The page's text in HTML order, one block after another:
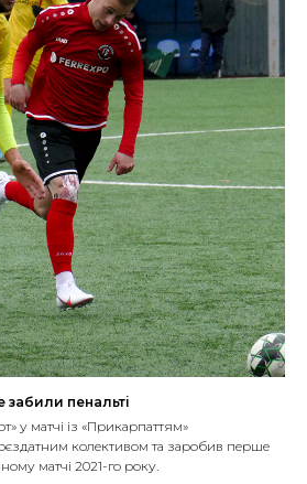
пенальті
у матчі із «Прикарпаттям»
колективом та заробив перше
матчі 2021-го року.